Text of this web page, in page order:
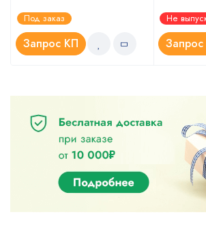
Оценка
5.00из 5
Под заказ
Запрос КП
Оценка
4.67из 5
Не